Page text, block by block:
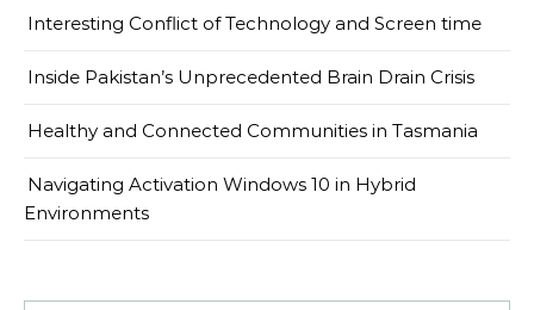
Interesting Conflict of Technology and Screen time
Inside Pakistan’s Unprecedented Brain Drain Crisis
Healthy and Connected Communities in Tasmania
Navigating Activation Windows 10 in Hybrid
Environments